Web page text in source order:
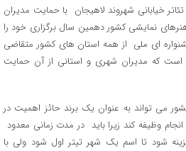
خیابانی شهروند لاهیجان با حمایت مدیران
نمایشی کشور دهمین سال برگزاری خود را
ای ملی از همه استان های کشور متقاضی
است که مدیران شهری و استانی از آن حمایت
می تواند به عنوان یک برند حائز اهمیت در
وظیفه کند زیرا باید در مدت زمانی معدود
شود تا اسم یک شهر تیتر اول شود ولی با